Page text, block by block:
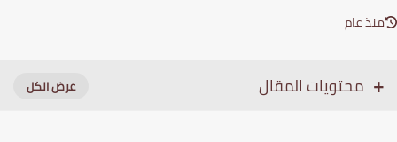
عام
محتويات المقال